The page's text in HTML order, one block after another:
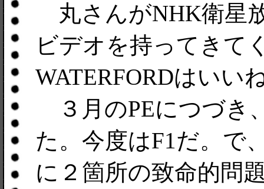
丸さんがNHK衛星
ビデオを持ってきて
WATERFORDはいい
３月のPEにつづき
た。今度はF1だ。で
に２箇所の致命的問